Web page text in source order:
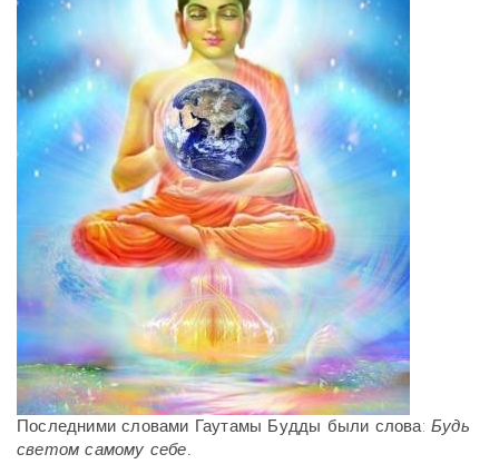
Последними словами Гаутамы Будды были слова:Будь
светом самому себе.